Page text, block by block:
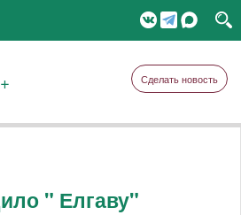
Сделать новость
" Елгаву"